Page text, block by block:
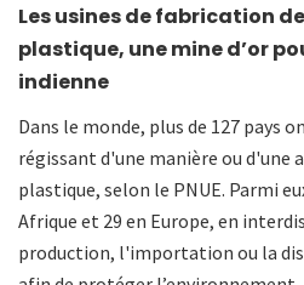
Les usines de fabrication
plastique, une mine d’or
indienne
Dans le monde, plus de 127 pays
régissant d'une manière ou d'une
plastique, selon le PNUE. Parmi
Afrique et 29 en Europe, en
production, l'importation ou la